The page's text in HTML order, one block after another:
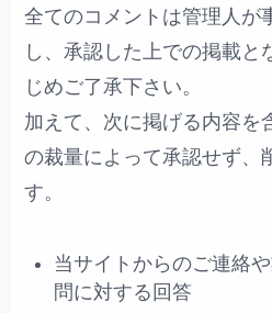
全てのコメントは管理人が
し、承認した上での掲載と
じめご了承下さい。
加えて、次に掲げる内容を
の裁量によって承認せず、
す。
当サイトからのご連絡
問に対する回答